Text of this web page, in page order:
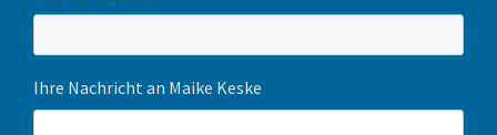
Ihre Nachricht an Maike Keske